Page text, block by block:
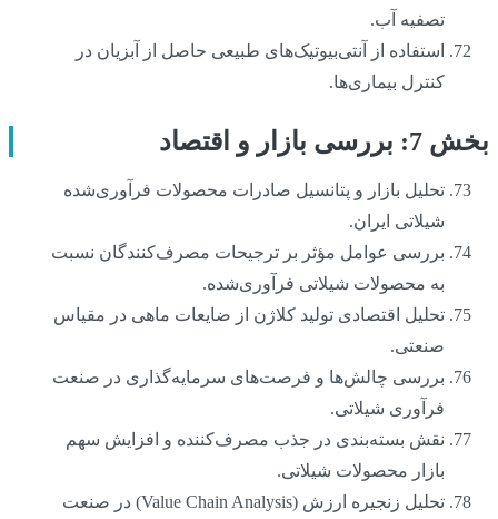
تصفیه آب.
استفاده از آنتی‌بیوتیک‌های طبیعی حاصل از آبزیان در
کنترل بیماری‌ها.
بخش 7: بررسی بازار و اقتصاد
تحلیل بازار و پتانسیل صادرات محصولات فرآوری‌شده
شیلاتی ایران.
بررسی عوامل مؤثر بر ترجیحات مصرف‌کنندگان نسبت
به محصولات شیلاتی فرآوری‌شده.
تحلیل اقتصادی تولید کلاژن از ضایعات ماهی در مقیاس
صنعتی.
بررسی چالش‌ها و فرصت‌های سرمایه‌گذاری در صنعت
فرآوری شیلاتی.
نقش بسته‌بندی در جذب مصرف‌کننده و افزایش سهم
بازار محصولات شیلاتی.
تحلیل زنجیره ارزش (Value Chain Analysis) در صنعت